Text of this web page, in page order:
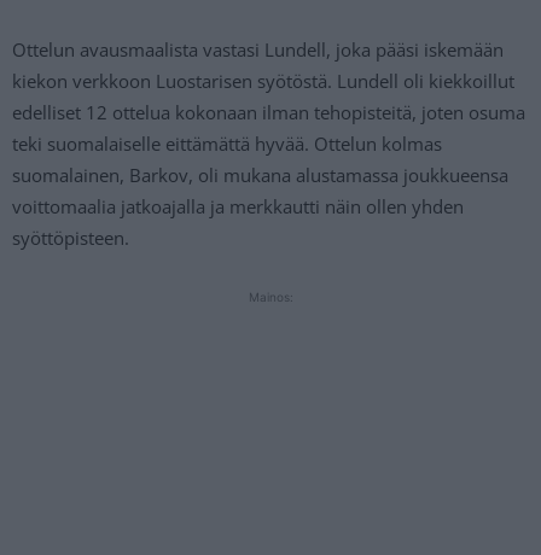
Ottelun avausmaalista vastasi Lundell, joka pääsi iskemään
kiekon verkkoon Luostarisen syötöstä. Lundell oli kiekkoillut
edelliset 12 ottelua kokonaan ilman tehopisteitä, joten osuma
teki suomalaiselle eittämättä hyvää. Ottelun kolmas
suomalainen, Barkov, oli mukana alustamassa joukkueensa
voittomaalia jatkoajalla ja merkkautti näin ollen yhden
syöttöpisteen.
Mainos: